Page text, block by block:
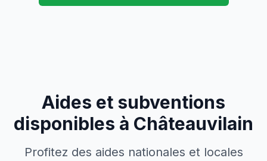
Aides et subventions
disponibles à Châteauvilain
Profitez des aides nationales et locales